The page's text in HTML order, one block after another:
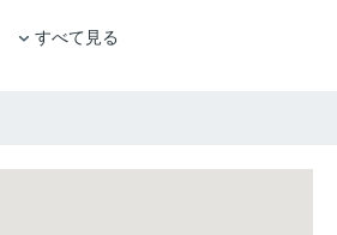
すべて見る